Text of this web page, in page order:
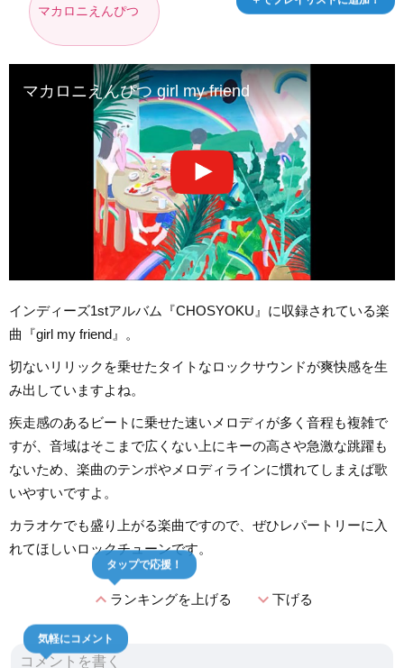
マカロニえんぴつ
マカロニえんぴつ girl my friend
インディーズ1stアルバム『CHOSYOKU』に収録されている楽
曲『girl my friend』。
切ないリリックを乗せたタイトなロックサウンドが爽快感を生
み出していますよね。
疾走感のあるビートに乗せた速いメロディが多く音程も複雑で
すが、音域はそこまで広くない上にキーの高さや急激な跳躍も
ないため、楽曲のテンポやメロディラインに慣れてしまえば歌
いやすいですよ。
カラオケでも盛り上がる楽曲ですので、ぜひレパートリーに入
れてほしいロックチューンです。
expand_lessランキングを上げる
タップで応援！
expand_more下げる
気軽にコメント